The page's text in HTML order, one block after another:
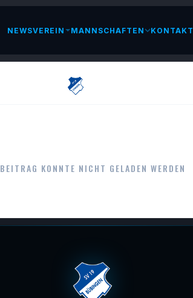
NEWSVEREIN MANNSCHAFTEN KONTAKT
BEITRAG KONNTE NICHT GELADEN WERDEN